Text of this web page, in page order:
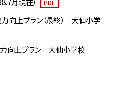
PDF
向上プラン（最終） 大仙小学
向上プラン 大仙小学校